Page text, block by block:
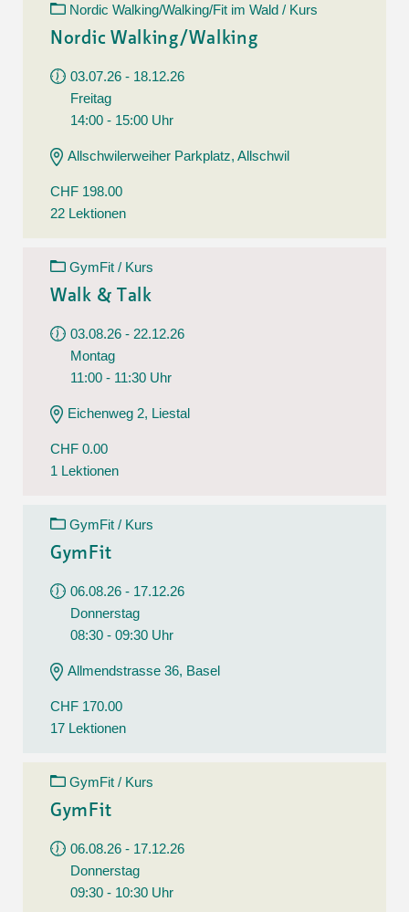
Nordic Walking/Walking/Fit im Wald / Kurs
Nordic Walking/Walking
03.07.26 - 18.12.26
Freitag
14:00 - 15:00 Uhr
Allschwilerweiher Parkplatz, Allschwil
CHF 198.00
22 Lektionen
GymFit / Kurs
Walk & Talk
03.08.26 - 22.12.26
Montag
11:00 - 11:30 Uhr
Eichenweg 2, Liestal
CHF 0.00
1 Lektionen
GymFit / Kurs
GymFit
06.08.26 - 17.12.26
Donnerstag
08:30 - 09:30 Uhr
Allmendstrasse 36, Basel
CHF 170.00
17 Lektionen
GymFit / Kurs
GymFit
06.08.26 - 17.12.26
Donnerstag
09:30 - 10:30 Uhr